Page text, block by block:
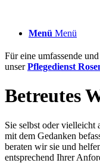
Menü Menü
Für eine umfassende
unserPflegedienst
Betreutes
Sie selbst oder vielleicht
mit dem Gedanken
beraten wir sie und
entsprechend Ihrer